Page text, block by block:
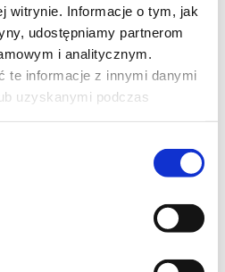
witrynie. Informacje o tym, jak
udostępniamy partnerom
i analitycznym.
te informacje z innymi danymi
uzyskanymi podczas
U PRADY 2
Hathaway, Emily Blunt i Stanley
ulice Nowego Jorku i do
w filmie „Diabeł ubiera się u
David Frankel, scenariusz